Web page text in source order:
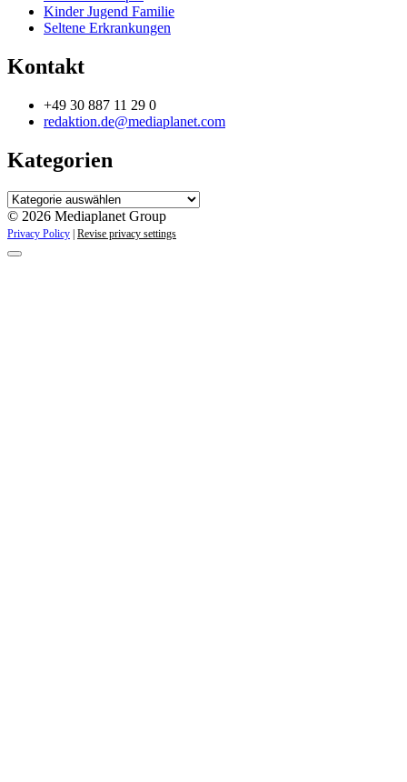
Kinder Jugend Familie
Seltene Erkrankungen
Kontakt
+49 30 887 11 29 0
redaktion.de@mediaplanet.com
Kategorien
Kategorien
© 2026 Mediaplanet Group
Privacy Policy | Revise privacy settings